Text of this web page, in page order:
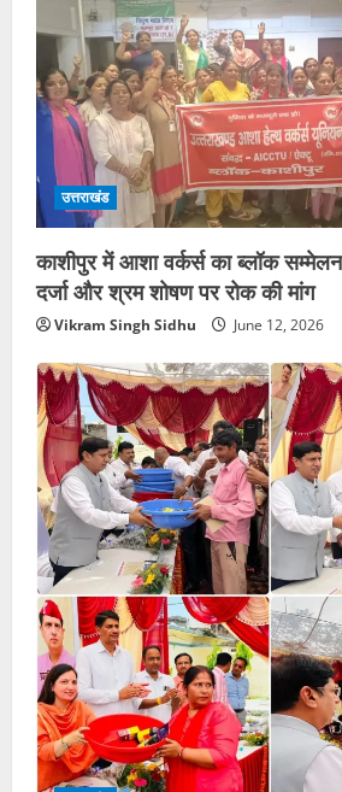
उत्तराखंड
काशीपुर में आशा वर्कर्स का ब्लॉक
दर्जा और श्रम शोषण पर रोक की मांग
Vikram Singh Sidhu June 12, 2026